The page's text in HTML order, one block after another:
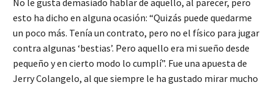
esto ha dicho en alguna ocasión: “Quizás puede quedarme
un poco más. Tenía un contrato, pero no el físico para jugar
contra algunas ‘bestias’. Pero aquello era mi sueño desde
pequeño y en cierto modo lo cumplí”. Fue una apuesta de
Jerry Colangelo, al que siempre le ha gustado mirar mucho